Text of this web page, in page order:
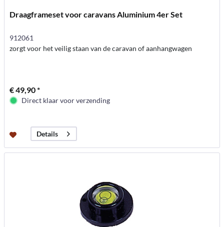
Draagframeset voor caravans Aluminium 4er Set
912061
zorgt voor het veilig staan van de caravan of aanhangwagen
€ 49,90 *
Direct klaar voor verzending
Details